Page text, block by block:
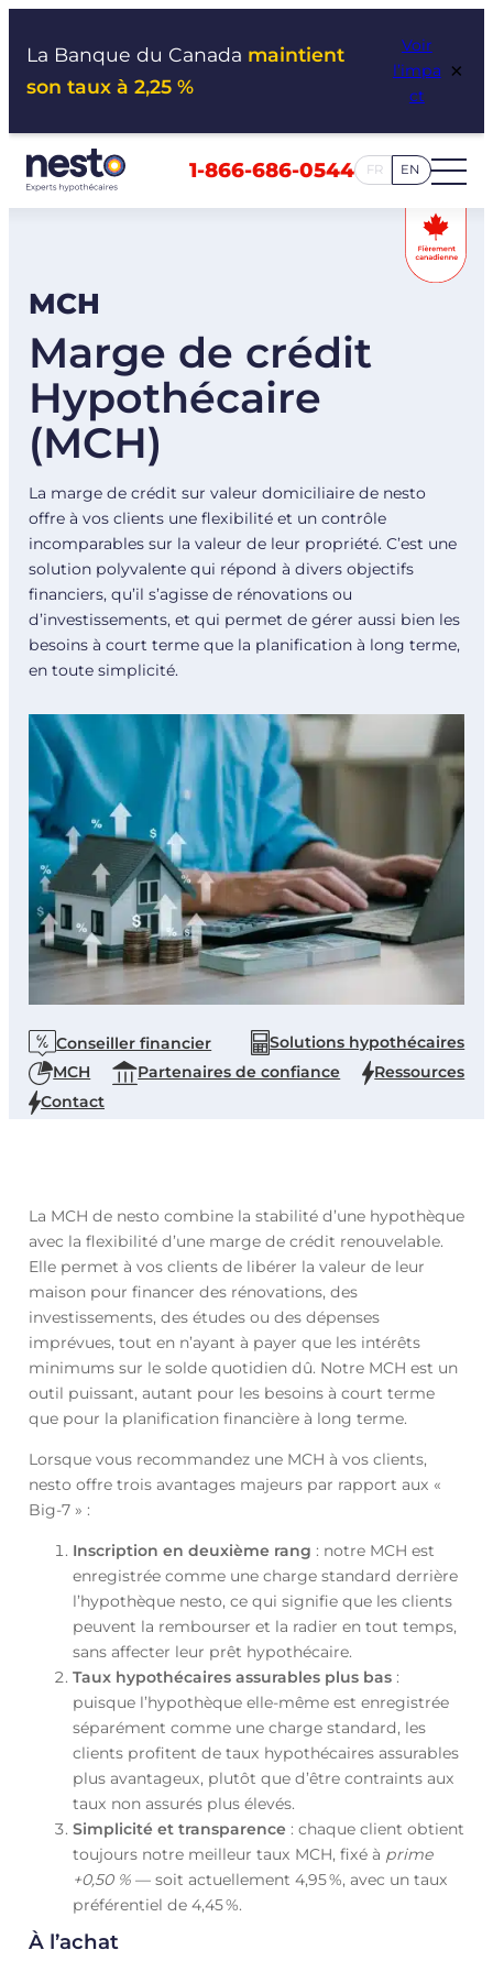
La Banque du Canada maintient
son taux à 2,25 %
Voir
l’impa
ct
×
1-866-686-0544 FR EN
MCH
Marge de crédit
Hypothécaire
(MCH)
La marge de crédit sur valeur domiciliaire de nesto
offre à vos clients une flexibilité et un contrôle
incomparables sur la valeur de leur propriété. C’est une
solution polyvalente qui répond à divers objectifs
financiers, qu’il s’agisse de rénovations ou
d’investissements, et qui permet de gérer aussi bien les
besoins à court terme que la planification à long terme,
en toute simplicité.
Conseiller financier
Solutions hypothécaires
MCH
Partenaires de confiance
Ressources
Contact
La MCH de nesto combine la stabilité d’une hypothèque
avec la flexibilité d’une marge de crédit renouvelable.
Elle permet à vos clients de libérer la valeur de leur
maison pour financer des rénovations, des
investissements, des études ou des dépenses
imprévues, tout en n’ayant à payer que les intérêts
minimums sur le solde quotidien dû. Notre MCH est un
outil puissant, autant pour les besoins à court terme
que pour la planification financière à long terme.
Lorsque vous recommandez une MCH à vos clients,
nesto offre trois avantages majeurs par rapport aux «
Big-7 » :
Inscription en deuxième rang : notre MCH est
enregistrée comme une charge standard derrière
l’hypothèque nesto, ce qui signifie que les clients
peuvent la rembourser et la radier en tout temps,
sans affecter leur prêt hypothécaire.
Taux hypothécaires assurables plus bas:
puisque l’hypothèque elle-même est enregistrée
séparément comme une charge standard, les
clients profitent de taux hypothécaires assurables
plus avantageux, plutôt que d’être contraints aux
taux non assurés plus élevés.
Simplicité et transparence : chaque client obtient
toujours notre meilleur taux MCH, fixé à prime
+0,50 %— soit actuellement 4,95%, avec un taux
préférentiel de 4,45%.
À l’achat